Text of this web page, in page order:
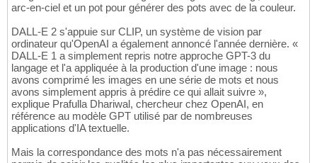
arc-en-ciel et un pot pour générer des pots avec de la couleur.
DALL-E 2 s'appuie sur CLIP, un système de vision par
ordinateur qu'OpenAI a également annoncé l'année dernière. «
DALL-E 1 a simplement repris notre approche GPT-3 du
langage et l'a appliquée à la production d'une image : nous
avons comprimé les images en une série de mots et nous
avons simplement appris à prédire ce qui allait suivre »,
explique Prafulla Dhariwal, chercheur chez OpenAI, en
référence au modèle GPT utilisé par de nombreuses
applications d'IA textuelle.
Mais la correspondance des mots n'a pas nécessairement